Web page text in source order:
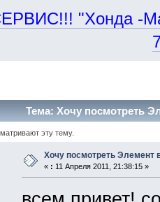
"Хонда -
Тема: Хочу посмотреть
эту тему.
Хочу посмотреть Элемент
« : 11 Апреля 2011, 21:38:15 »